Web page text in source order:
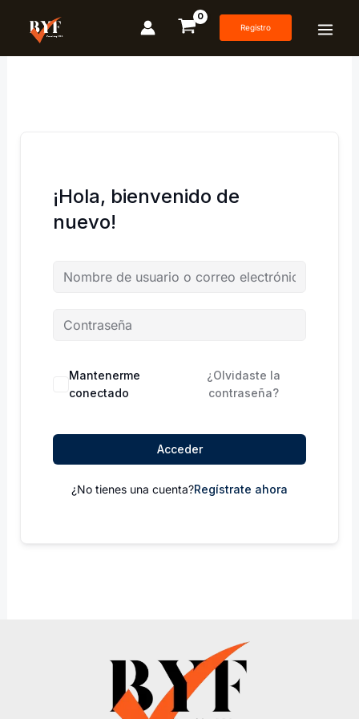
contenido
Registro
¡Hola, bienvenido de
nuevo!
Mantenerme
conectado
¿Olvidaste la
contraseña?
Acceder
¿No tienes una cuenta?Regístrate ahora